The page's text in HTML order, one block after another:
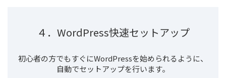
４．WordPress快速セットアップ
初心者の方でもすぐにWordPressを始められるように、
自動でセットアップを行います。